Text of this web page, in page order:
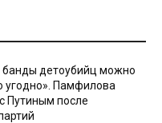
банды детоубийц можно
угодно». Памфилова
Путиным после